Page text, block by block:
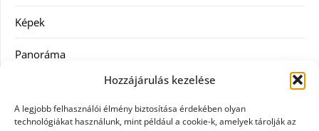
Hozzájárulás kezelése
A legjobb felhasználói élmény biztosítása érdekében olyan
technológiákat használunk, mint például a cookie-k, amelyek tárolják az
Képek
Panoráma
Szolgáltatás